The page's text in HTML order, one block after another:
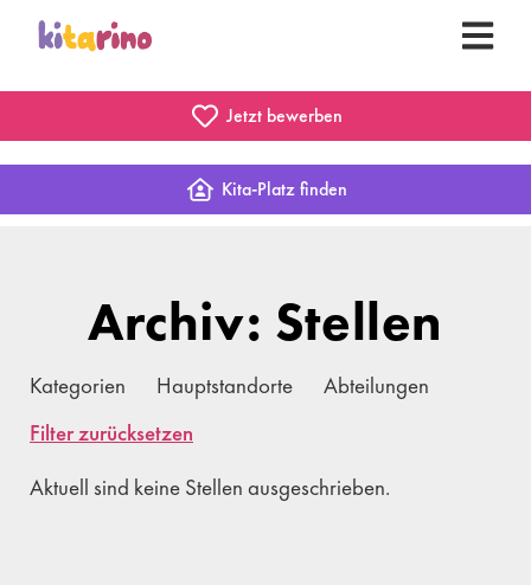
Jetzt bewerben
Kita-Platz finden
Archiv: Stellen
Kategorien Hauptstandorte
Abteilungen
Filter zurücksetzen
Aktuell sind keine Stellen ausgeschrieben.